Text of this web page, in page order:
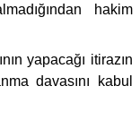
hakim
yapacağı itirazın
davasını kabul